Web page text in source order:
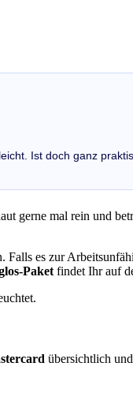
Ist doch ganz
gerne mal rein und
Falls es zur
Paket findet Ihr auf
übersichtlich